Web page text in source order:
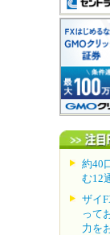
約40
む12
ザイ
って
力を